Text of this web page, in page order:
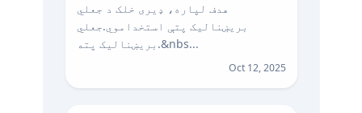
هدف لپاره، ډیری خلک د جعلي
بریښنالیک پتې استخداموي.جعلي
بریښنالیک پته.&nbs...
Oct 12, 2025